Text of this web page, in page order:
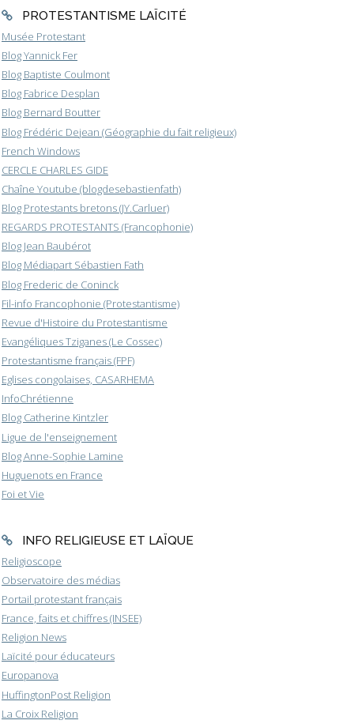
PROTESTANTISME LAÏCITÉ
Musée Protestant
Blog Yannick Fer
Blog Baptiste Coulmont
Blog Fabrice Desplan
Blog Bernard Boutter
Blog Frédéric Dejean (Géographie du fait religieux)
French Windows
CERCLE CHARLES GIDE
Chaîne Youtube (blogdesebastienfath)
Blog Protestants bretons (JY.Carluer)
REGARDS PROTESTANTS (Francophonie)
Blog Jean Baubérot
Blog Médiapart Sébastien Fath
Blog Frederic de Coninck
Fil-info Francophonie (Protestantisme)
Revue d'Histoire du Protestantisme
Evangéliques Tziganes (Le Cossec)
Protestantisme français (FPF)
Eglises congolaises, CASARHEMA
InfoChrétienne
Blog Catherine Kintzler
Ligue de l'enseignement
Blog Anne-Sophie Lamine
Huguenots en France
Foi et Vie
INFO RELIGIEUSE ET LAÏQUE
Religioscope
Observatoire des médias
Portail protestant français
France, faits et chiffres (INSEE)
Religion News
Laïcité pour éducateurs
Europanova
HuffingtonPost Religion
La Croix Religion